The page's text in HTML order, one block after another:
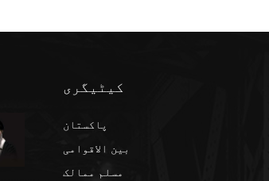
کیٹیگری
پاکستان
بین الاقوامی
مسلم ممالک